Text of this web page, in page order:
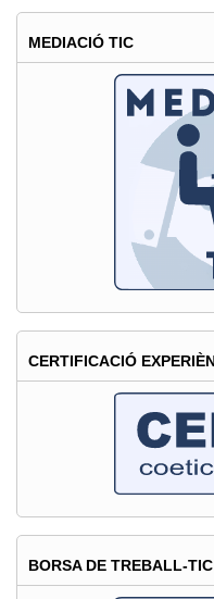
Agenda
Digital
2014”
per
empreses
MEDIACIÓ TIC
CERTIFICACIÓ
BORSA DE TREBALL-TIC